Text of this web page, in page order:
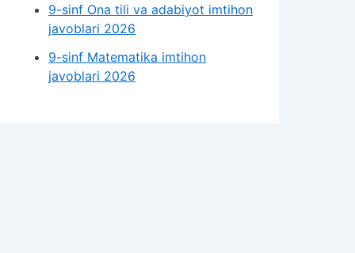
9-sinf Ona tili va adabiyot imtihon
javoblari 2026
9-sinf Matematika imtihon
javoblari 2026